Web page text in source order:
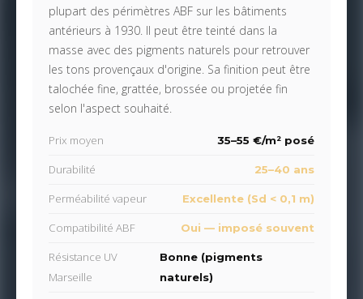
plupart des périmètres ABF sur les bâtiments
antérieurs à 1930. Il peut être teinté dans la
masse avec des pigments naturels pour retrouver
les tons provençaux d'origine. Sa finition peut être
talochée fine, grattée, brossée ou projetée fin
selon l'aspect souhaité.
Prix moyen 35–55 €/m² posé
Durabilité 25–40 ans
Perméabilité vapeur Excellente (Sd < 0,1 m)
Compatibilité ABF Oui — imposé souvent
Résistance UV
Marseille
Bonne (pigments
naturels)